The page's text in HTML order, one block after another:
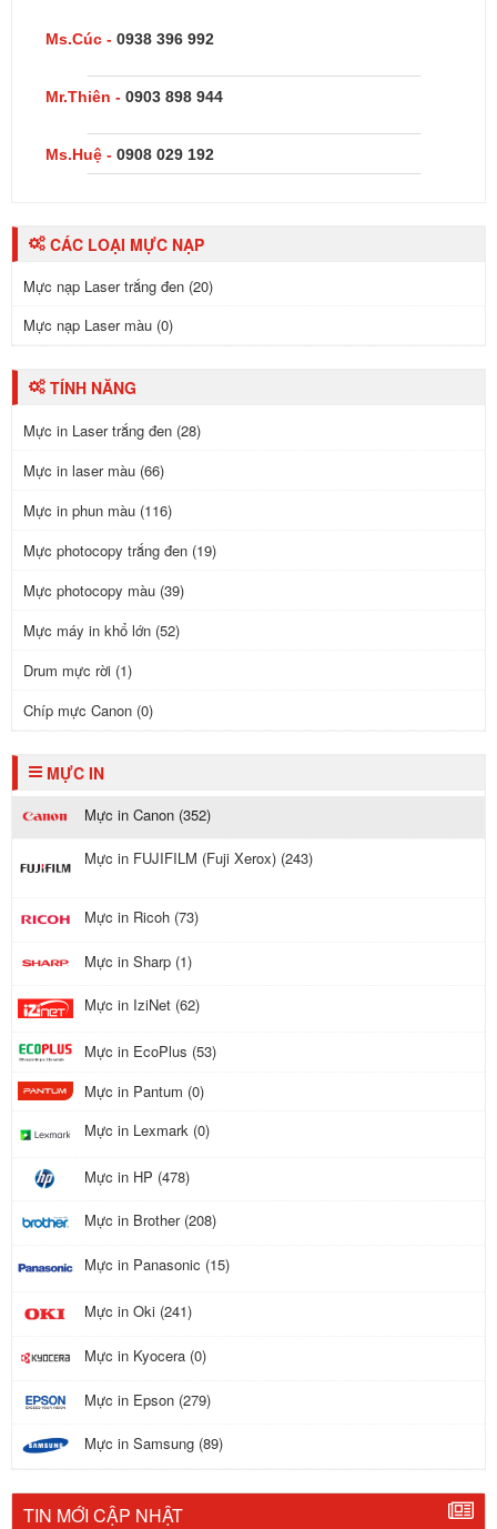
Ms.Cúc - 0938 396 992
Mr.Thiên - 0903 898 944
Ms.Huệ - 0908 029 192
CÁC LOẠI MỰC NẠP
Mực nạp Laser trắng đen (20)
Mực nạp Laser màu (0)
TÍNH NĂNG
Mực in Laser trắng đen (28)
Mực in laser màu (66)
Mực in phun màu (116)
Mực photocopy trắng đen (19)
Mực photocopy màu (39)
Mực máy in khổ lớn (52)
Drum mực rời (1)
Chíp mực Canon (0)
MỰC IN
Mực in Canon (352)
Mực in FUJIFILM (Fuji Xerox) (243)
Mực in Ricoh (73)
Mực in Sharp (1)
Mực in IziNet (62)
Mực in EcoPlus (53)
Mực in Pantum (0)
Mực in Lexmark (0)
Mực in HP (478)
Mực in Brother (208)
Mực in Panasonic (15)
Mực in Oki (241)
Mực in Kyocera (0)
Mực in Epson (279)
Mực in Samsung (89)
TIN MỚI CẬP NHẬT